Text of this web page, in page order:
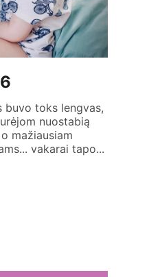
buvo toks lengvas,
nuostabią
mažiausiam
vakarai tapo...